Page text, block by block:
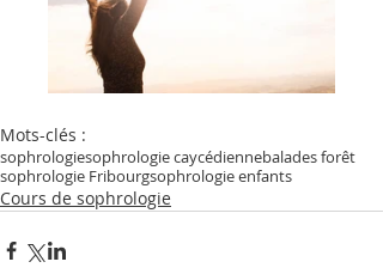
Mots-clés :
sophrologiesophrologie caycédiennebalades forêt
sophrologie Fribourgsophrologie enfants
Cours de sophrologie